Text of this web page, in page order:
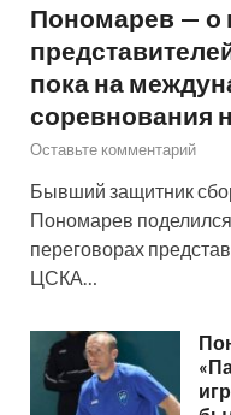
Пономарев — о
пока на
соревнования
Оставьте комментарий
Бывший защитник
Пономарев
переговорах
ЦСКА…